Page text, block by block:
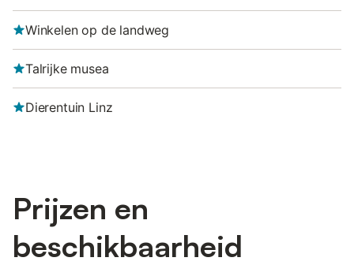
Winkelen op de landweg
Talrijke musea
Dierentuin Linz
Prijzen en
beschikbaarheid